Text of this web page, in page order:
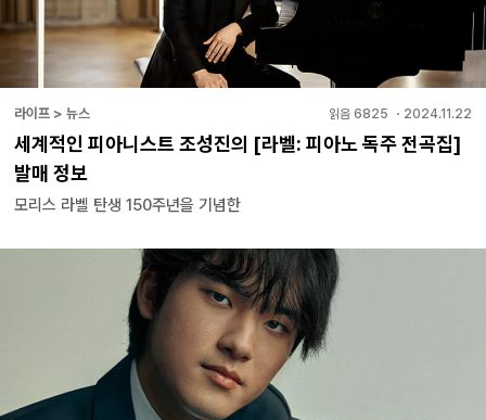
라이프 > 뉴스 읽음 6825 ・ 2024.11.22
세계적인 피아니스트 조성진의 [라벨: 피아노 독주 전곡집]
발매 정보
모리스 라벨 탄생 150주년을 기념한